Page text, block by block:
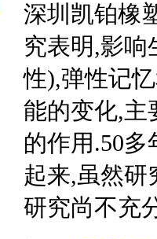
深圳凯铂橡
究表明,影响
性),弹性记
能的变化,主
的作用.50
起来,虽然研
研究尚不充